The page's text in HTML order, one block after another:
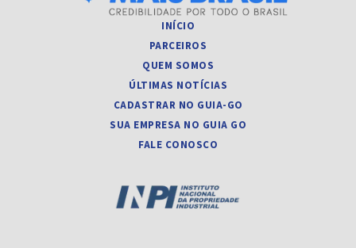
INÍCIO
PARCEIROS
QUEM SOMOS
ÚLTIMAS NOTÍCIAS
CADASTRAR NO GUIA-GO
SUA EMPRESA NO GUIA GO
FALE CONOSCO